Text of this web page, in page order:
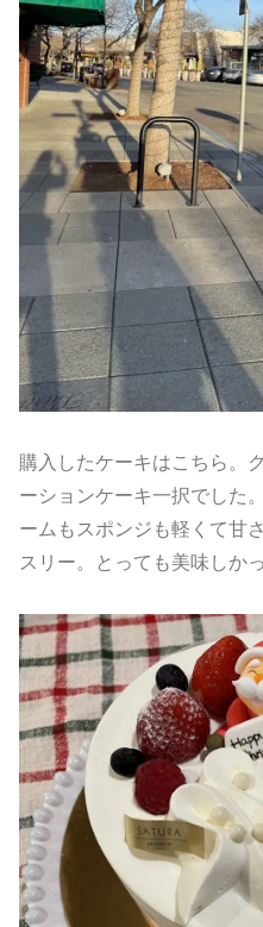
購入したケーキはこちら。
ーションケーキ一択でした
ームもスポンジも軽くて甘
スリー。とっても美味しか